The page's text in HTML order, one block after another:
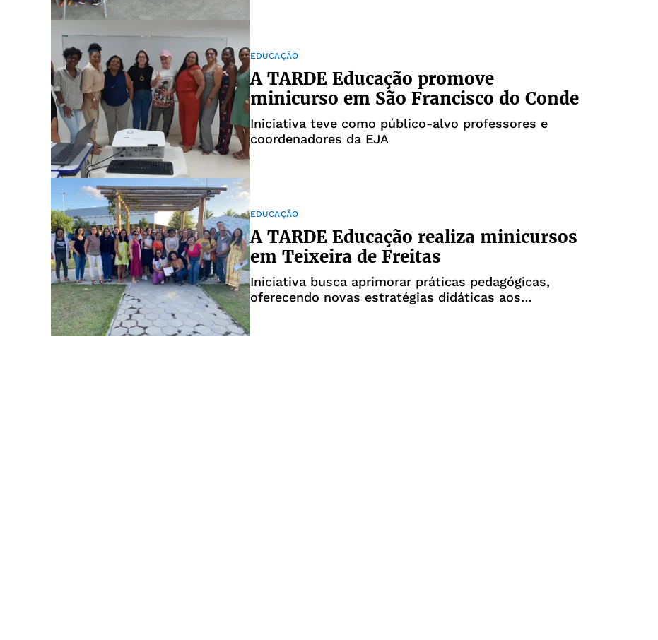
EDUCAÇÃO
A TARDE Educação promove
minicurso em São Francisco do Conde
Iniciativa teve como público-alvo professores e
coordenadores da EJA
EDUCAÇÃO
A TARDE Educação realiza minicursos
em Teixeira de Freitas
Iniciativa busca aprimorar práticas pedagógicas,
oferecendo novas estratégias didáticas aos